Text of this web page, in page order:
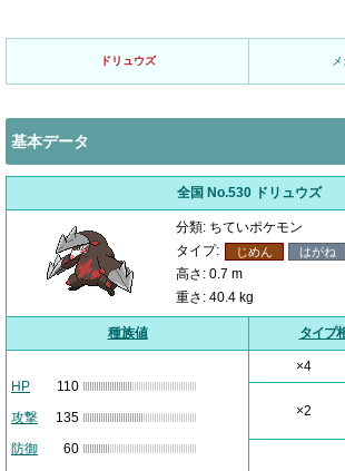
ドリュウズ
基本データ
全国 No.530 ドリュウズ
分類: ちていポケモン
タイプ:
じめん はがね
高さ: 0.7 m
重さ: 40.4 kg
種族値 タイプ
HP
110
攻撃
135
防御
60
×4
×2